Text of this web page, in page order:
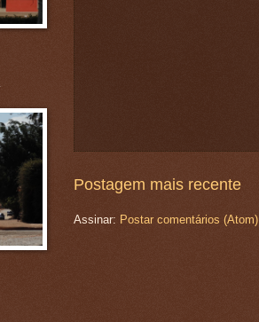
Postagem mais recente
Assinar: Postar comentários (Atom)